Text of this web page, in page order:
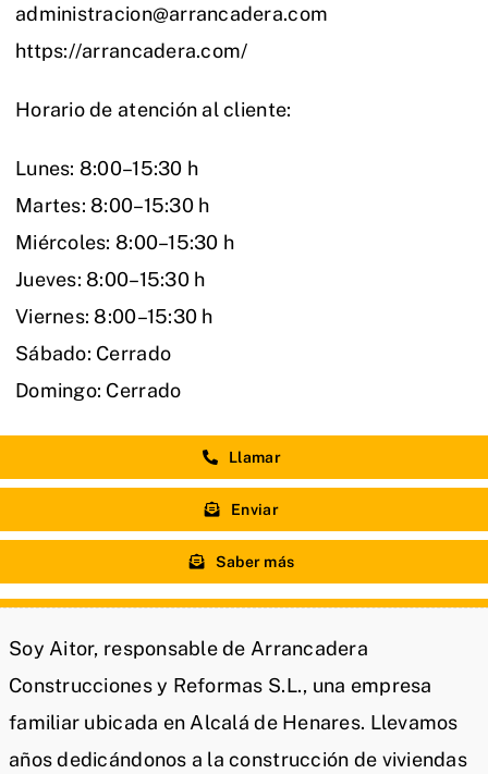
Soy Aitor, responsable de Arrancadera
Construcciones y Reformas S.L., una empresa
familiar ubicada en Alcalá de Henares. Llevamos
años dedicándonos a la construcción de viviendas
administracion@arrancadera.com
https://arrancadera.com/
Horario de atención al cliente:
Lunes: 8:00–15:30 h
Martes: 8:00–15:30 h
Miércoles: 8:00–15:30 h
Jueves: 8:00–15:30 h
Viernes: 8:00–15:30 h
Sábado: Cerrado
Domingo: Cerrado
Llamar
Enviar
Saber más